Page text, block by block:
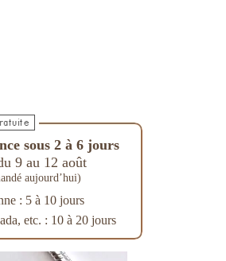
sous 2 à 6 jours
9 au 12 août
aujourd’hui)
: 5 à 10 jours
etc. : 10 à 20 jours